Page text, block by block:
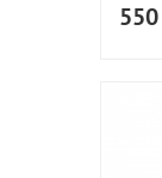
550